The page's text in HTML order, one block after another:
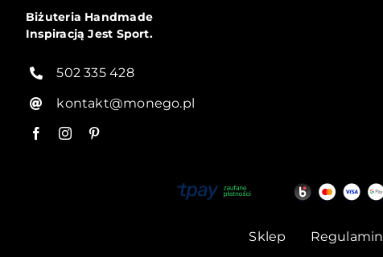
Biżuteria Handmade
Inspiracją Jest Sport.
502 335 428
kontakt@monego.pl
Sklep Regulamin